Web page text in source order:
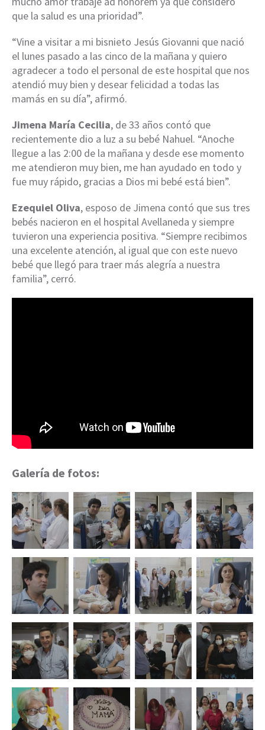
que la salud es una prioridad”.
“Vine a visitar a mi bisnieto Jesús Giovanni que nació
el lunes pasado a las cinco de la mañana y quiero
agradecer a todo el personal de este hospital que nos
atendió muy bien y desear felicidad a todas las
mamás en su día”, afirmó.
Jimena María Cecilia, de 33 años contó que
recientemente dio a luz a su bebé Nahuel. “Anoche
llegue a las 2:00 de la mañana y desde ese momento
me atendieron muy bien, me han ayudado en todo y
fue muy rápido, gracias a Dios mi bebé está bien”.
Ezequiel Oliva, esposo de Jimena contó que sus tres
bebés nacieron en el hospital Avellaneda y siempre
tuvieron una experiencia positiva. “Siempre recibimos
una excelente atención, al igual que con este nuevo
bebé que llegó para traer más alegría a nuestra
familia”, cerró.
Galería de fotos: